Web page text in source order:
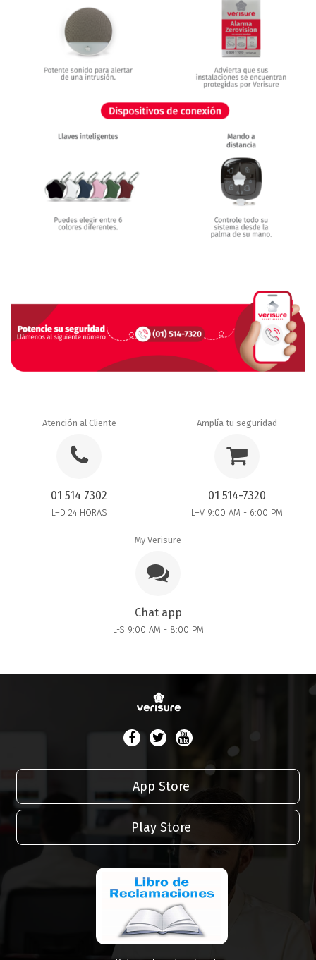
Atención al Cliente
01 514 7302
L–D 24 HORAS
Amplía tu seguridad
01 514-7320
L–V 9:00 AM - 6:00 PM
My Verisure
Chat app
L-S 9:00 AM - 8:00 PM
App Store
Play Store